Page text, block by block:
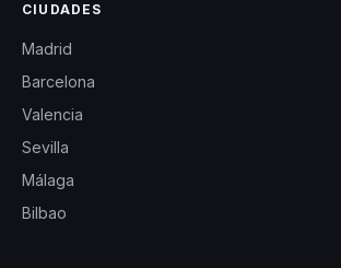
CIUDADES
Madrid
Barcelona
Valencia
Sevilla
Málaga
Bilbao